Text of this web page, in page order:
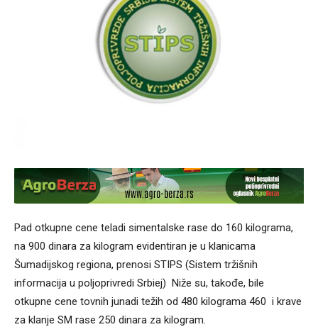
Pad otkupne cene teladi simentalske rase do 160 kilograma,
na 900 dinara za kilogram evidentiran je u klanicama
Šumadijskog regiona, prenosi STIPS (Sistem tržišnih
informacija u poljoprivredi Srbiej) Niže su, takođe, bile
otkupne cene tovnih junadi težih od 480 kilograma 460 i krave
za klanje SM rase 250 dinara za kilogram.